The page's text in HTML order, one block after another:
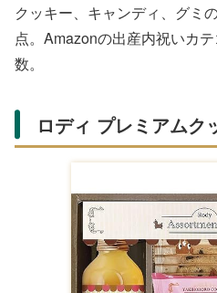
クッキー、キャンディ、グミ
点。Amazonの出産内祝いカ
数。
ロディ プレミアムク